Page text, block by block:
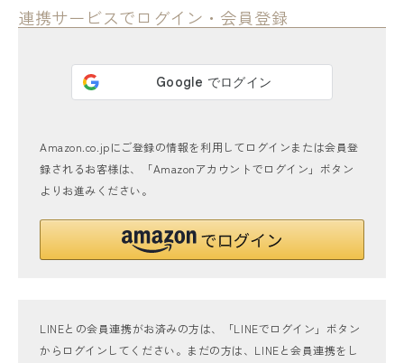
会員ステージ特典プログラムについて
連携サービスでログイン・会員登録
Amazon.co.jpにご登録の情報を利用してログインまたは会員登
録されるお客様は、「Amazonアカウントでログイン」ボタン
よりお進みください。
LINEとの会員連携がお済みの方は、「LINEでログイン」ボタン
からログインしてください。まだの方は、 LINEと会員連携をし